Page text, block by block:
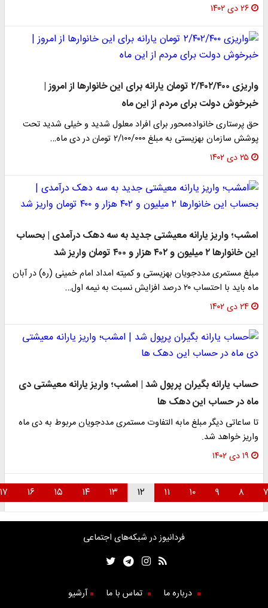
۲۶ دی ۱۴۰۲
واریزی ۲/۴۰۲/۴۰۰ تومان یارانه برای این خانوارها از امروز |
خبرخوش دولت برای مردم از این ماه
حق پرستاری خانواده‌محور برای افراد معلول شدید و خیلی شدید تحت
پوشش سازمان بهزیستی به مبلغ ۲/۱۰۰/۰۰۰ تومان در دی ماه…
۲۵ دی ۱۴۰۲
امشب؛ واریز یارانه معیشتی جدید به سه دهک درآمدی | بحساب
این خانوارها ۲ میلیون و ۴۰۲ هزار و ۴۰۰ تومان واریز شد
مبلغ مستمری مددجویان بهزیستی و کمیته امداد امام خمینی (ره) در آبان
ماه باید با احتساب ۲۰ درصد افزایش نسبت به نیمه اول…
۲۴ دی ۱۴۰۲
حساب یارانه بگیران پرپول شد | امشب؛ واریز یارانه معیشتی دی
ماه در حساب این دهک ها
تا ساعاتی دیگر مبلغ مابه التفاوت مستمری مددجویان مربوط به دی ماه
واریز خواهد شد.
۱۹ دی ۱۴۰۲
فردانیوز در شبکه‌های اجتماعی
درباره ما تماس با ما آرشیو